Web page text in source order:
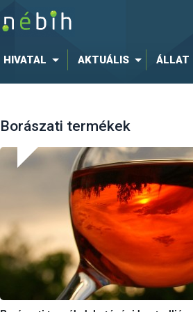
HIVATAL AKTUÁLIS ÁLLAT
Borászati termékek